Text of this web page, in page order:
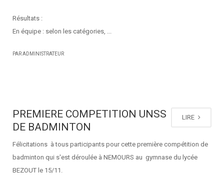
Résultats :
En équipe : selon les catégories, ...
PAR ADMINISTRATEUR
LIRE
PREMIERE COMPETITION UNSS
DE BADMINTON
Félicitations à tous participants pour cette première compétition de
badminton qui s'est déroulée à NEMOURS au gymnase du lycée
BEZOUT le 15/11.